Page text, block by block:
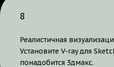
8
Реалистичная
Установите V-ray для
понадобится 3дмакс.